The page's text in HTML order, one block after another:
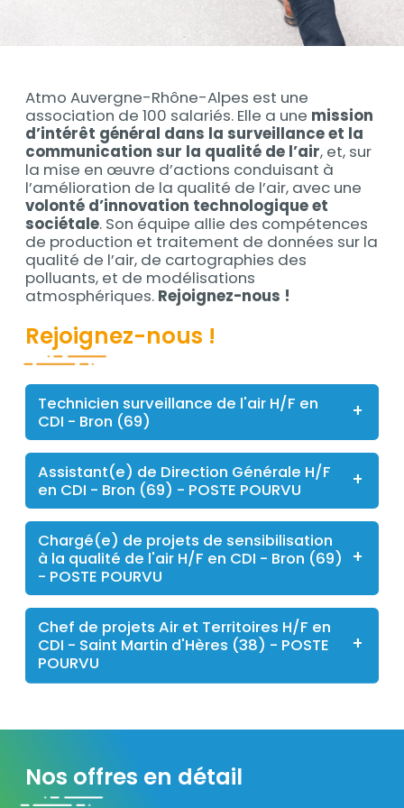
Contenu
Atmo Auvergne-Rhône-Alpes est une
association de 100 salariés. Elle a une mission
d’intérêt général dans la surveillance et la
communication sur la qualité de l’air, et, sur
la mise en œuvre d’actions conduisant à
l’amélioration de la qualité de l’air, avec une
volonté d’innovation technologique et
sociétale. Son équipe allie des compétences
de production et traitement de données sur la
qualité de l’air, de cartographies des
polluants, et de modélisations
atmosphériques. Rejoignez-nous !
Titre
Rejoignez-nous !
Technicien surveillance de l'air H/F en
CDI - Bron (69)
Assistant(e) de Direction Générale H/F
en CDI - Bron (69) - POSTE POURVU
Chargé(e) de projets de sensibilisation
à la qualité de l'air H/F en CDI - Bron (69)
- POSTE POURVU
Chef de projets Air et Territoires H/F en
CDI - Saint Martin d'Hères (38) - POSTE
POURVU
Nos offres en détail